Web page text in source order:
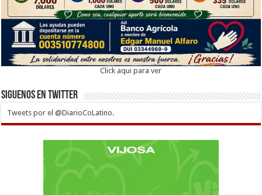
Click aqui para ver
Siguenos en twitter
Tweets por el @DiarioCoLatino.